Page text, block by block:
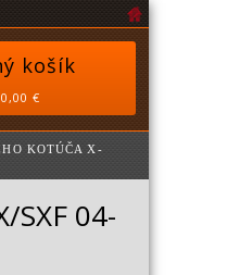
košík
€
KOTÚČA X-
SXF 04-